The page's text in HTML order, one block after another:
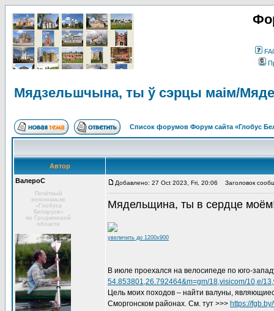
Мядзельшчына, ты ў сэрцы маім/
Список форумов Форум сайта «Глобус
Автор
ВалероС
Почётный
веломаньяк
«Глобуса
Беларуси»
по Гродненской
области
Добавлено: 27 Oct 2023, Fri, 20:06 Заголовок
Мядельщина, ты в сердце
увеличить до 1200x900
В июле проехался на велосипеде по юго-
54.853801,26.792464&m=gm/18,visicom/10,e/
Цель моих походов – найти валуны,
Сморгонском районах. См. тут >>> https://